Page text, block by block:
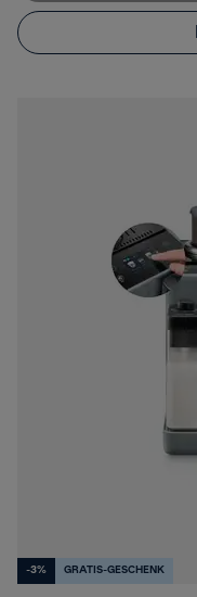
-3% GRATIS-GESCHENK